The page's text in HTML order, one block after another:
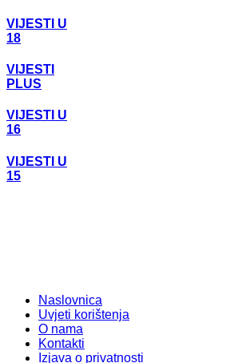
VIJESTI U
18
VIJESTI
PLUS
VIJESTI U
16
VIJESTI U
15
Naslovnica
Uvjeti korištenja
O nama
Kontakti
Izjava o privatnosti